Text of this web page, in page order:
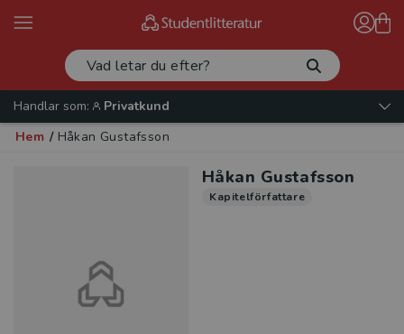
Handlar som:
Privatkund
Hem / Håkan Gustafsson
Håkan Gustafsson
Kapitelförfattare